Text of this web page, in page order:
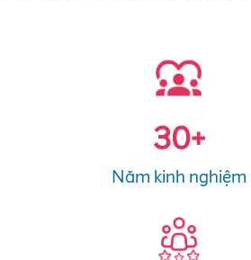
30+
Năm kinh nghiệm